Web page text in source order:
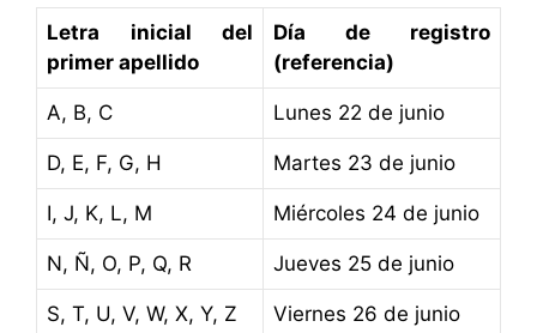
Letra inicial del
primer apellido
Día de registro
(referencia)
A, B, C Lunes 22 de junio
D, E, F, G, H Martes 23 de junio
I, J, K, L, M Miércoles 24 de junio
N, Ñ, O, P, Q, R Jueves 25 de junio
S, T, U, V, W, X, Y, Z Viernes 26 de junio